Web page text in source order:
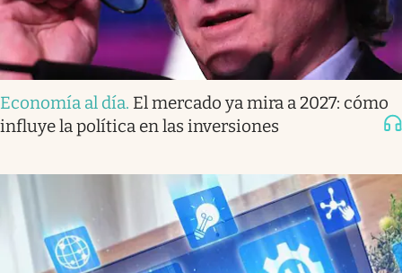
Economía al día. El mercado ya mira a 2027: cómo
influye la política en las inversiones